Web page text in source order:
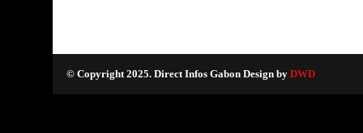
© Copyright 2025. Direct Infos Gabon Design by DWD